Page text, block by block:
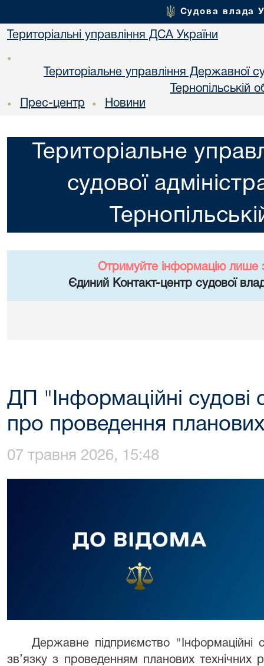
Судова влада
Територіальні управління ДСА України
•
Територіальне управління Державної
Тернопільській
• Прес-центр • Новини
Територіальне
судової
Отримуйте інформацію лише
Єдиний Контакт-центр судової
ДП "Інформаційні
про проведення планових
07 травня 2026, 15:48
Державне підприємство "Інформаційні
зв’язку з проведенням планових технічних